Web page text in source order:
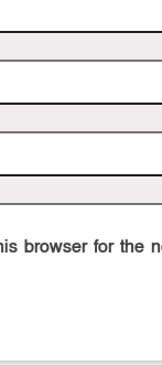
browser for the